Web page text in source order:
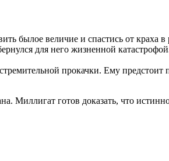
былое величие и спастись от краха в
для него жизненной
прокачки. Ему
готов доказать, что